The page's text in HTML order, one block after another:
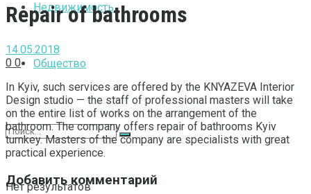
Недвижимость
Общество
Нет результатов
Repair of bathrooms
14.05.2018
0 0
In Kyiv, such services are offered by the KNYAZEVA Interior
Design studio — the staff of professional masters will take
on the entire list of works on the arrangement of the
bathroom.The company offers repair of bathrooms Kyiv
turnkey. Masters of the company are specialists with great
practical experience.
Добавить комментарий